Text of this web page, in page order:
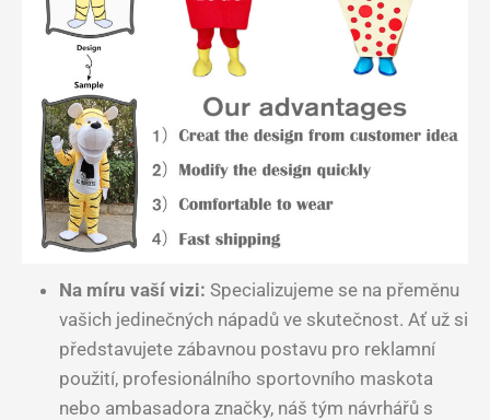
Na míru vaší vizi: Specializujeme se na přeměnu
vašich jedinečných nápadů ve skutečnost. Ať už si
představujete zábavnou postavu pro reklamní
použití, profesionálního sportovního maskota
nebo ambasadora značky, náš tým návrhářů s